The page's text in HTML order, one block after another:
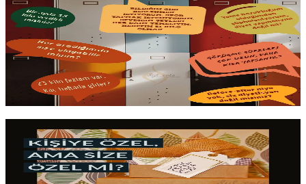
Diyetisyen Randevusu Öncesi Sorular
"Kaç kiloyu ne zaman veririm?" gibi soruların cevabını önceden
bilmek randevuyu çok daha verimli kılar. En sık sorulan sorular,
gerçekçi beklentilerve ilk görüşmeden en iyi şekilde yararlanmak
için hazırlık.
3 dk okuma
Kişiye Özel Diyet Nedir?
Bir beslenme planının üstünde adınızın yazması, onusize özel
yapmaz. Gerçek kişiselleştirme, planın bedeninizden ve
hayatınızdan gelengeri bildirimle değişebilmesidir.